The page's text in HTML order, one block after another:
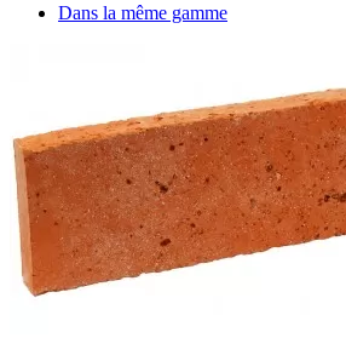
Dans la même gamme